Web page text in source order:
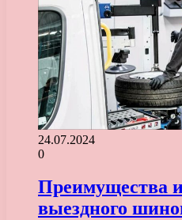
24.07.2024
0
Преимущества
выездного